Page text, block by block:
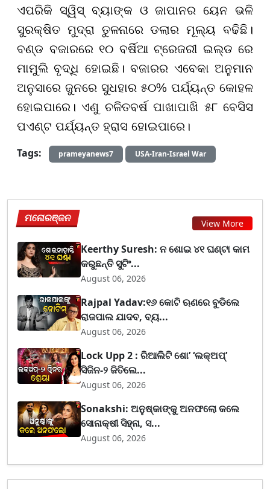
ଏପରିକି ସ୍ୱିସ୍ ବ୍ୟାଙ୍କ ଓ ଜାପାନର ୟେନ ଭଳି
ସୁରକ୍ଷିତ ମୁଦ୍ରା ତୁଳନାରେ ଡଲାର ମୂଲ୍ୟ ବଢିଛି।
ବଣ୍ଡ ବଜାରରେ ୧୦ ବର୍ଷିଆ ଟ୍ରେଜରୀ ଇଲ୍ଡ ରେ
ମାମୁଲି ବୃଦ୍ଧି ହୋଇଛି। ବଜାରର ଏବେକା ଅନୁମାନ
ଅନୁସାରେ ଜୁନରେ ସୁଧହାର ୫୦% ପର୍ଯ୍ୟନ୍ତ କୋହଳ
ହୋଇପାରେ। ଏଣୁ ଚଳିତବର୍ଷ ପାଖାପାଖି ୫୮ ବେସିସ
ପଏଣ୍ଟ ପର୍ଯ୍ୟନ୍ତ ହ୍ରାସ ହୋଇପାରେ।
Tags:
prameyanews7 USA-Iran-Israel War
ମନୋରଞ୍ଜନ View More
Keerthy Suresh: ନ ଶୋଇ ୪୧ ଘଣ୍ଟା କାମ
କରୁଛନ୍ତି ସୁଟିଂ...
August 06, 2026
Rajpal Yadav:୧୬ କୋଟି ଋଣରେ ବୁଡିଲେ
ରାଜପାଲ ଯାଦବ, ବ୍ୟ...
August 06, 2026
Lock Upp 2 : ରିଆଲିଟି ଶୋ’ ‘ଲକ୍‌ଅପ୍’
ସିଜିନ-୨ ଜିତିଲେ...
August 06, 2026
Sonakshi: ଅନୁଷ୍କାଙ୍କୁ ଅନଫଲୋ କଲେ
ସୋନାକ୍ଷୀ ସିହ୍ନା, ସ...
August 06, 2026